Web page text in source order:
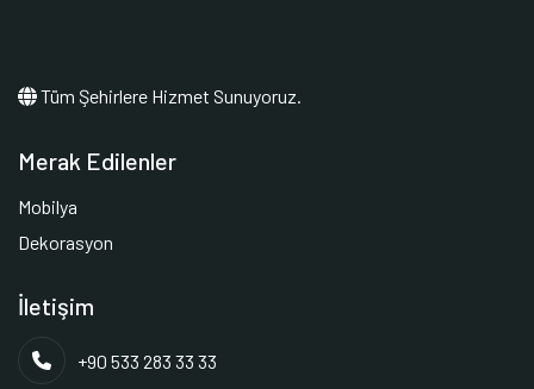
Tüm Şehirlere Hizmet Sunuyoruz.
Merak Edilenler
Mobilya
Dekorasyon
İletişim
+90 533 283 33 33